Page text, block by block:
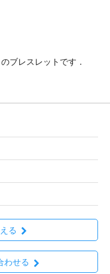
ブレスレットです．
る
わせる